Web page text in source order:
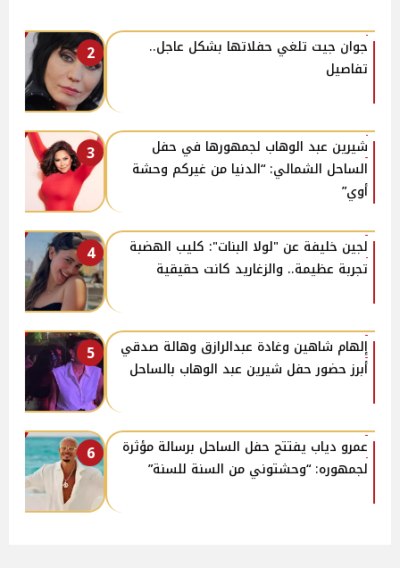
2
جوان جيت تلغي حفلاتها بشكل عاجل..
تفاصيل
3
شيرين عبد الوهاب لجمهورها في حفل
الساحل الشمالي: “الدنيا من غيركم وحشة
أوي”
4
لجين خليفة عن "لولا البنات": كليب الهضبة
تجربة عظيمة.. والزغاريد كانت حقيقية
5
إلهام شاهين وغادة عبدالرازق وهالة صدقي
أبرز حضور حفل شيرين عبد الوهاب بالساحل
6
عمرو دياب يفتتح حفل الساحل برسالة مؤثرة
لجمهوره: “وحشتوني من السنة للسنة”